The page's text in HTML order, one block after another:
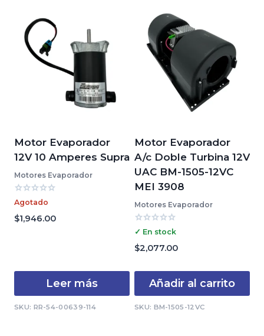
Motor Evaporador
12V 10 Amperes Supra
Motores Evaporador
Valorado
con
0
de
Agotado
$1,946.00
Leer más
SKU: RR-54-00639-114
Motor Evaporador
A/c Doble Turbina 12V
UAC BM-1505-12VC
MEI 3908
Motores Evaporador
Valorado
0
de
✓ En stock
$2,077.00
Añadir al carrito
SKU: BM-1505-12VC